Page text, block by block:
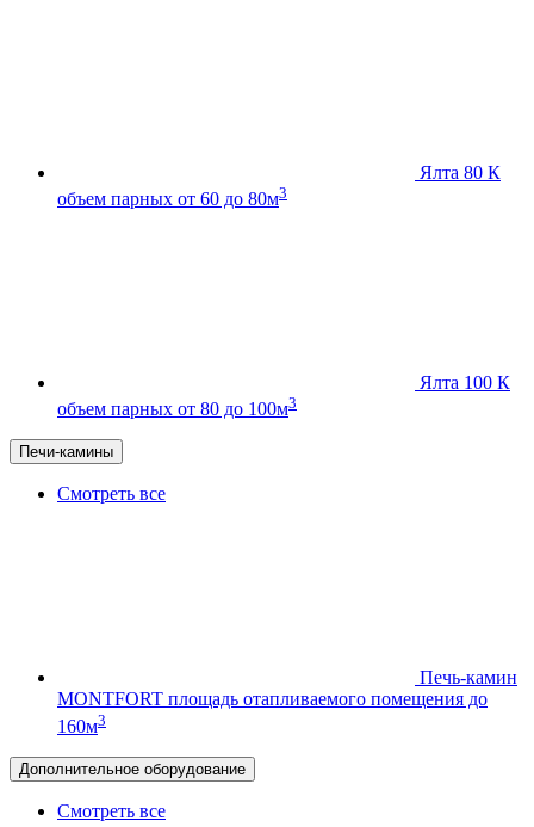
Ялта 80 К
объем парных от 60 до 80м3
Ялта 100 К
объем парных от 80 до 100м3
Печи-камины
Смотреть все
Печь-камин
MONTFORT площадь отапливаемого помещения до
160м3
Дополнительное оборудование
Смотреть все